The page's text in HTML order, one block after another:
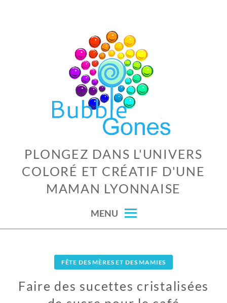
PLONGEZ DANS L'UNIVERS
COLORÉ ET CRÉATIF D'UNE
MAMAN LYONNAISE
MENU
FÊTE DES MÈRES ET DES MAMIES
Faire des sucettes cristalisées